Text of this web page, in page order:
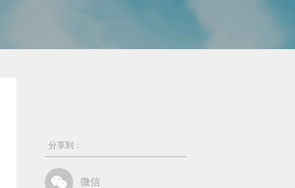
分享到：
微信